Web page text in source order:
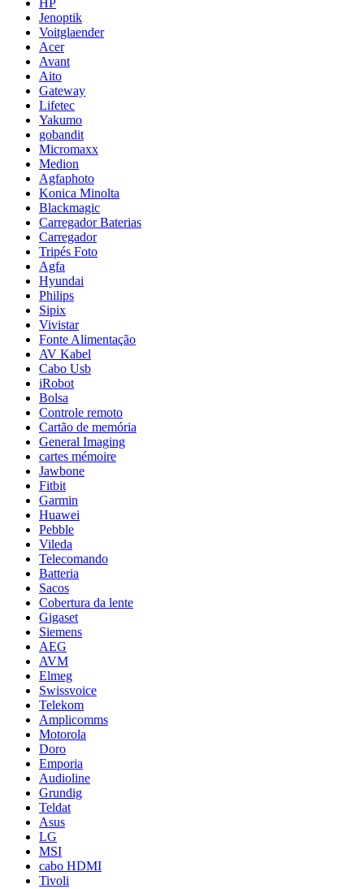
HP
Jenoptik
Voitglaender
Acer
Avant
Aito
Gateway
Lifetec
Yakumo
gobandit
Micromaxx
Medion
Agfaphoto
Konica Minolta
Blackmagic
Carregador Baterias
Carregador
Tripés Foto
Agfa
Hyundai
Philips
Sipix
Vivistar
Fonte Alimentação
AV Kabel
Cabo Usb
iRobot
Bolsa
Controle remoto
Cartão de memória
General Imaging
cartes mémoire
Jawbone
Fitbit
Garmin
Huawei
Pebble
Vileda
Telecomando
Batteria
Sacos
Cobertura da lente
Gigaset
Siemens
AEG
AVM
Elmeg
Swissvoice
Telekom
Amplicomms
Motorola
Doro
Emporia
Audioline
Grundig
Teldat
Asus
LG
MSI
cabo HDMI
Tivoli